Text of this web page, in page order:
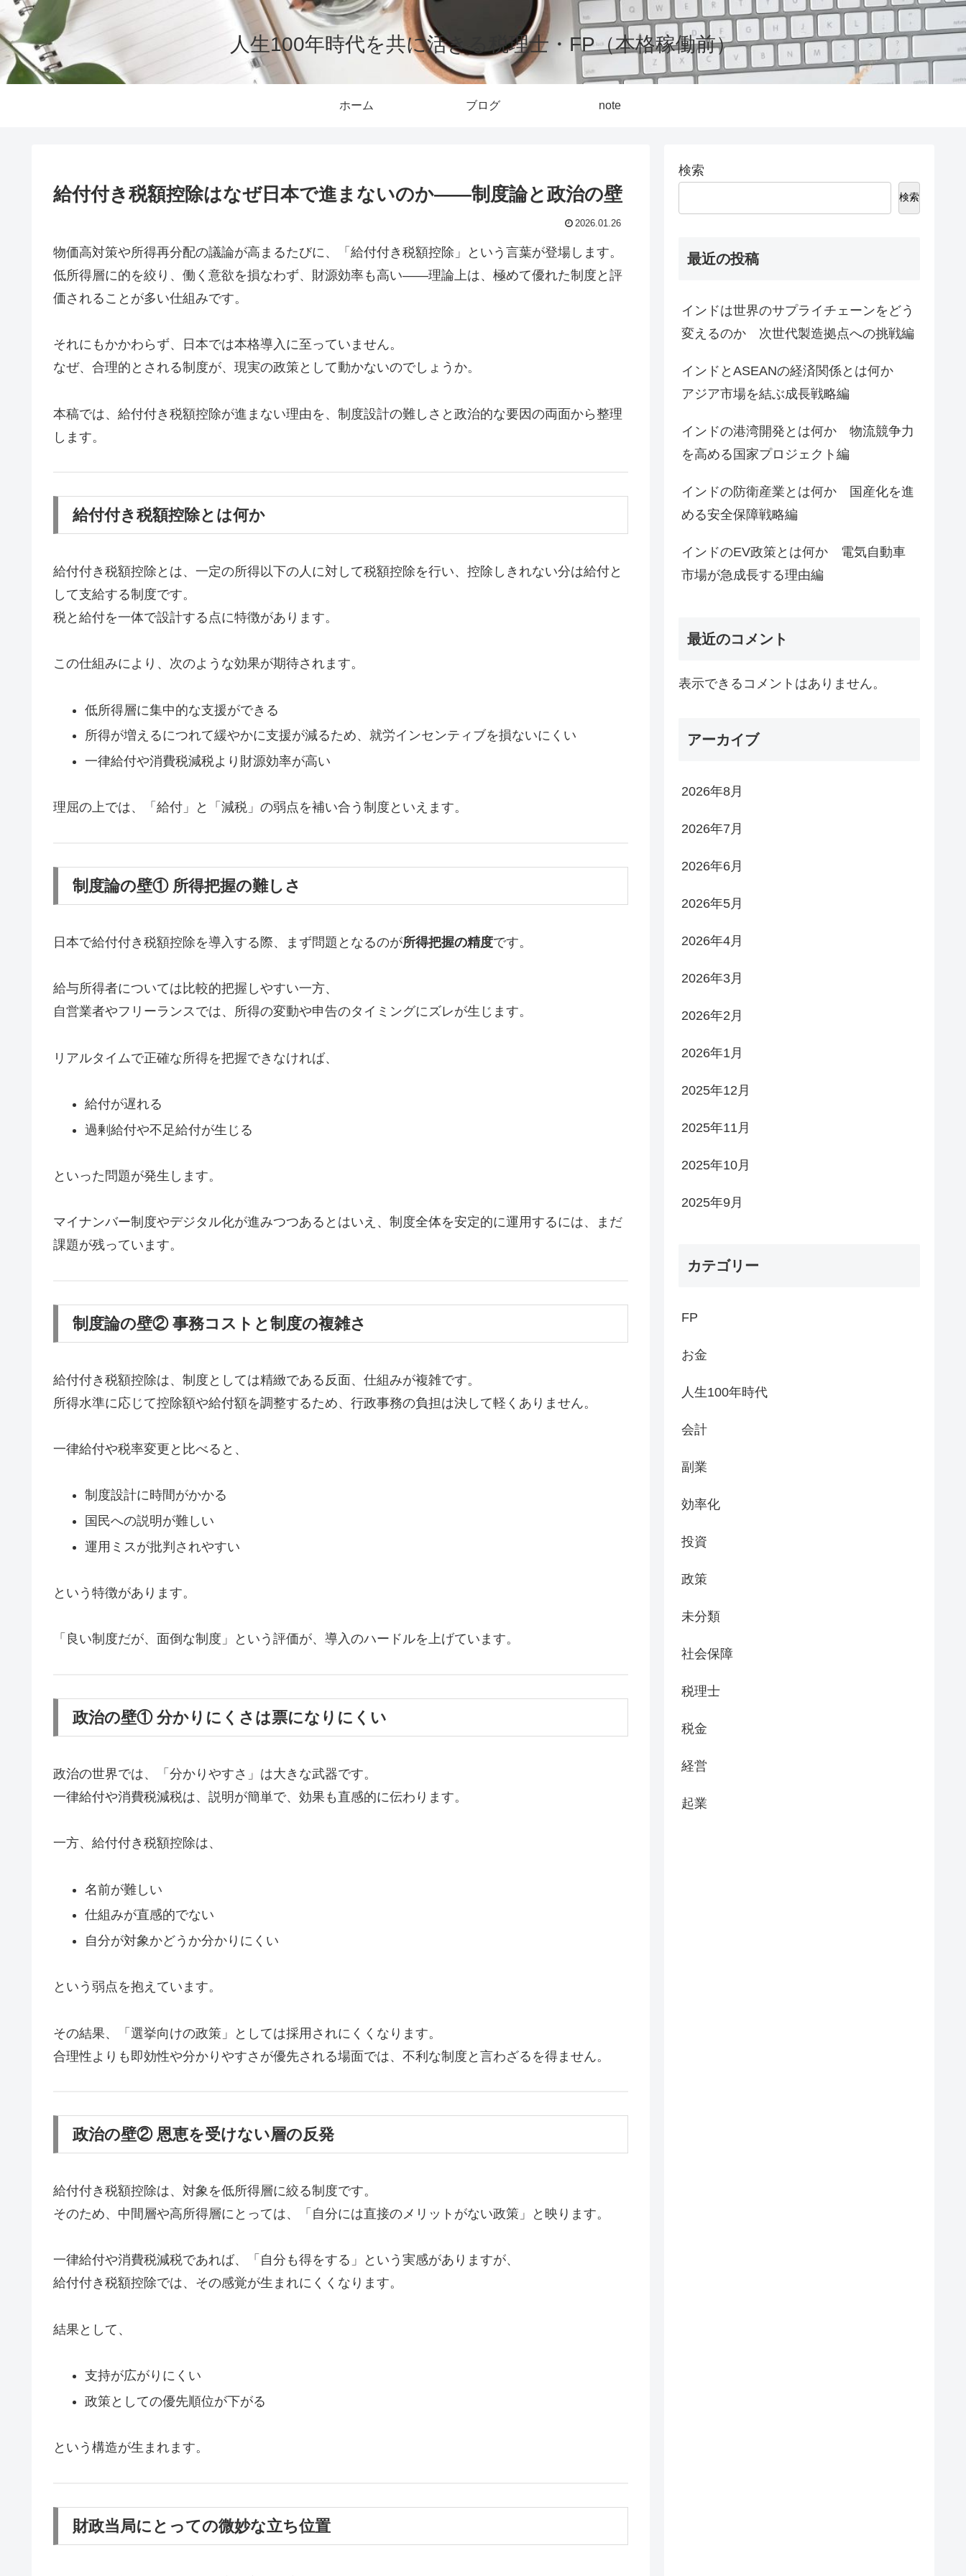
人生100年時代を共に活きる税理士・FP（本格稼働前）
ホーム ブログ note
給付付き税額控除はなぜ日本で進まないのか――制度論と政治の壁
2026.01.26
物価高対策や所得再分配の議論が高まるたびに、「給付付き税額控除」という言葉が登場します。
低所得層に的を絞り、働く意欲を損なわず、財源効率も高い――理論上は、極めて優れた制度と評
価されることが多い仕組みです。
それにもかかわらず、日本では本格導入に至っていません。
なぜ、合理的とされる制度が、現実の政策として動かないのでしょうか。
本稿では、給付付き税額控除が進まない理由を、制度設計の難しさと政治的な要因の両面から整理
します。
給付付き税額控除とは何か
給付付き税額控除とは、一定の所得以下の人に対して税額控除を行い、控除しきれない分は給付と
して支給する制度です。
税と給付を一体で設計する点に特徴があります。
この仕組みにより、次のような効果が期待されます。
低所得層に集中的な支援ができる
所得が増えるにつれて緩やかに支援が減るため、就労インセンティブを損ないにくい
一律給付や消費税減税より財源効率が高い
理屈の上では、「給付」と「減税」の弱点を補い合う制度といえます。
制度論の壁① 所得把握の難しさ
日本で給付付き税額控除を導入する際、まず問題となるのが所得把握の精度です。
給与所得者については比較的把握しやすい一方、
自営業者やフリーランスでは、所得の変動や申告のタイミングにズレが生じます。
リアルタイムで正確な所得を把握できなければ、
給付が遅れる
過剰給付や不足給付が生じる
といった問題が発生します。
マイナンバー制度やデジタル化が進みつつあるとはいえ、制度全体を安定的に運用するには、まだ
課題が残っています。
制度論の壁② 事務コストと制度の複雑さ
給付付き税額控除は、制度としては精緻である反面、仕組みが複雑です。
所得水準に応じて控除額や給付額を調整するため、行政事務の負担は決して軽くありません。
一律給付や税率変更と比べると、
制度設計に時間がかかる
国民への説明が難しい
運用ミスが批判されやすい
という特徴があります。
「良い制度だが、面倒な制度」という評価が、導入のハードルを上げています。
政治の壁① 分かりにくさは票になりにくい
政治の世界では、「分かりやすさ」は大きな武器です。
一律給付や消費税減税は、説明が簡単で、効果も直感的に伝わります。
一方、給付付き税額控除は、
名前が難しい
仕組みが直感的でない
自分が対象かどうか分かりにくい
という弱点を抱えています。
その結果、「選挙向けの政策」としては採用されにくくなります。
合理性よりも即効性や分かりやすさが優先される場面では、不利な制度と言わざるを得ません。
政治の壁② 恩恵を受けない層の反発
給付付き税額控除は、対象を低所得層に絞る制度です。
そのため、中間層や高所得層にとっては、「自分には直接のメリットがない政策」と映ります。
一律給付や消費税減税であれば、「自分も得をする」という実感がありますが、
給付付き税額控除では、その感覚が生まれにくくなります。
結果として、
支持が広がりにくい
政策としての優先順位が下がる
という構造が生まれます。
財政当局にとっての微妙な立ち位置
検索
検索
最近の投稿
インドは世界のサプライチェーンをどう
変えるのか 次世代製造拠点への挑戦編
インドとASEANの経済関係とは何か
アジア市場を結ぶ成長戦略編
インドの港湾開発とは何か 物流競争力
を高める国家プロジェクト編
インドの防衛産業とは何か 国産化を進
める安全保障戦略編
インドのEV政策とは何か 電気自動車
市場が急成長する理由編
最近のコメント
表示できるコメントはありません。
アーカイブ
2026年8月
2026年7月
2026年6月
2026年5月
2026年4月
2026年3月
2026年2月
2026年1月
2025年12月
2025年11月
2025年10月
2025年9月
カテゴリー
FP
お金
人生100年時代
会計
副業
効率化
投資
政策
未分類
社会保障
税理士
税金
経営
起業